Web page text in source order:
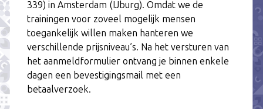
339) in Amsterdam (IJburg). Omdat we de
trainingen voor zoveel mogelijk mensen
toegankelijk willen maken hanteren we
verschillende prijsniveau’s. Na het versturen van
het aanmeldformulier ontvang je binnen enkele
dagen een bevestigingsmail met een
betaalverzoek.